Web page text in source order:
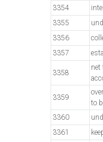
3354
3355
3356
3357
3358
net
3359
to
3360
3361